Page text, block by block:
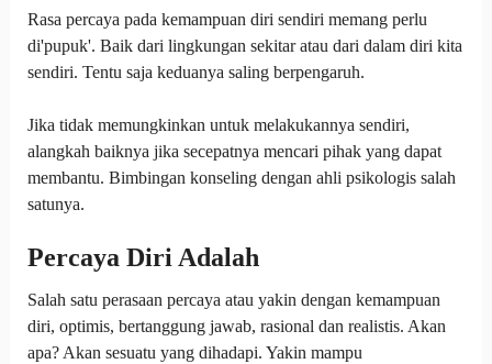
Rasa percaya pada kemampuan diri sendiri memang perlu
di'pupuk'. Baik dari lingkungan sekitar atau dari dalam diri kita
sendiri. Tentu saja keduanya saling berpengaruh.
Jika tidak memungkinkan untuk melakukannya sendiri,
alangkah baiknya jika secepatnya mencari pihak yang dapat
membantu. Bimbingan konseling dengan ahli psikologis salah
satunya.
Percaya Diri Adalah
Salah satu perasaan percaya atau yakin dengan kemampuan
diri, optimis, bertanggung jawab, rasional dan realistis. Akan
apa? Akan sesuatu yang dihadapi. Yakin mampu